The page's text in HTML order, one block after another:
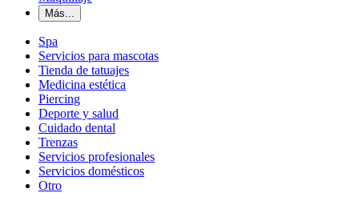
Más...
Spa
Servicios para mascotas
Tienda de tatuajes
Medicina estética
Piercing
Deporte y salud
Cuidado dental
Trenzas
Servicios profesionales
Servicios domésticos
Otro